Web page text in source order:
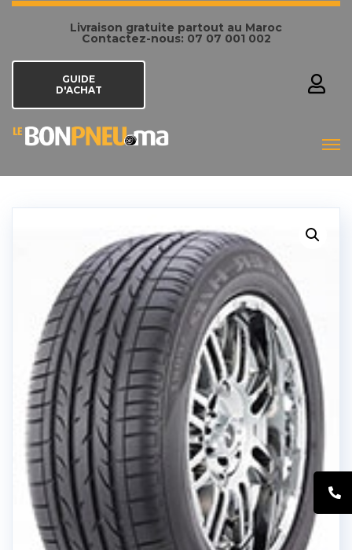
Livraison gratuite partout au Maroc
Contactez-nous: 07 07 001 002
GUIDE
D'ACHAT